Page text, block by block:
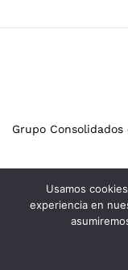
Grupo
Usamos
experiencia en